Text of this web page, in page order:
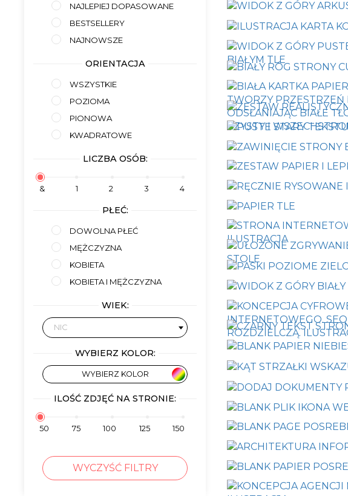
NAJLEPIEJ DOPASOWANE
BESTSELLERY
NAJNOWSZE
ORIENTACJA
WSZYSTKIE
POZIOMA
PIONOWA
KWADRATOWE
LICZBA OSÓB:
& 1 2 3 4
PŁEĆ:
DOWOLNA PŁEĆ
MĘŻCZYZNA
KOBIETA
KOBIETA I MĘŻCZYZNA
WIEK:
NIC
WYBIERZ KOLOR:
WYBIERZ KOLOR
ILOŚĆ ZDJĘĆ NA STRONIE:
50 75 100 125 150
WYCZYŚĆ FILTRY